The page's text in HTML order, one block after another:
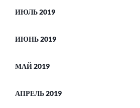
ИЮЛЬ 2019
ИЮНЬ 2019
МАЙ 2019
АПРЕЛЬ 2019